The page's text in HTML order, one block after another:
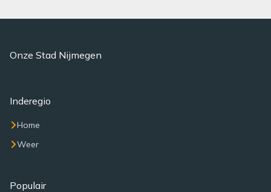
Onze Stad Nijmegen
Inderegio
Home
Weer
Populair